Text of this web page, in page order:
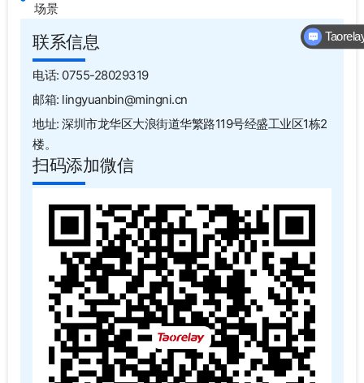
场景
联系信息
电话: 0755-28029319
邮箱: lingyuanbin@mingni.cn
地址: 深圳市龙华区大浪街道华繁路119号经盛工业区1栋2
楼。
扫码添加微信